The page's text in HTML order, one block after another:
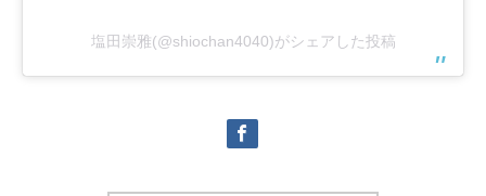
塩田崇雅(@shiochan4040)がシェアした投稿